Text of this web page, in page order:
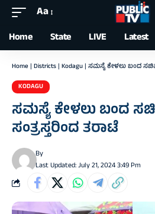
Font
Resizer
Aa
Home State LIVE Latest
Home | Districts | Kodagu | ಸಮಸ್ಯೆ ಕೇಳಲು ಬಂದ
KODAGU
ಸಮಸ್ಯೆ ಕೇಳಲು ಬಂದ
ಸಂತ್ರಸ್ತರಿಂದ ತರಾಟೆ
Last Updated: July 21, 2024 3:49 Pm
By